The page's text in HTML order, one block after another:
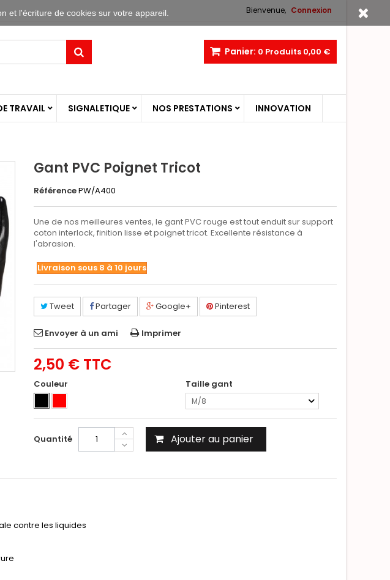
Bienvenue, Connexion
Panier: 0 Produits 0,00 €
TRAVAIL SIGNALETIQUE NOS PRESTATIONS INNOVATION
Gant PVC Poignet Tricot
RéférencePW/A400
Une de nos meilleures ventes, le gant PVC rouge est tout enduit sur support
coton interlock, finition lisse et poignet tricot. Excellente résistance à
l'abrasion.
Livraison sous 8 à 10 jours
Tweet Partager Google+ Pinterest
Envoyer à un ami Imprimer
2,50 € TTC
Couleur Taille gant
M/8
Quantité Ajouter au panier
contre les liquides
et l'écriture de cookies sur votre appareil.